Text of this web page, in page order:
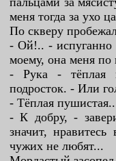
меня тогда за ухо
По скверу
- Ой!.. - испуганно
моему, она меня по
- Рука - тёплая
подросток. - Или
- Тёплая
- К добру, -
значит,
чужих не любят...